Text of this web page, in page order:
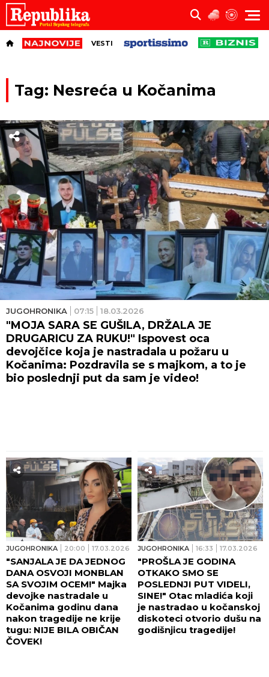
VESTI
Tag: Nesreća u Kočanima
JUGOHRONIKA 07:15 18.03.2026
"MOJA SARA SE GUŠILA, DRŽALA JE
DRUGARICU ZA RUKU!" Ispovest oca
devojčice koja je nastradala u požaru u
Kočanima: Pozdravila se s majkom, a to je
bio poslednji put da sam je video!
JUGOHRONIKA 20:00 17.03.2026
"SANJALA JE DA JEDNOG
DANA OSVOJI MONBLAN
SA SVOJIM OCEM!" Majka
devojke nastradale u
Kočanima godinu dana
nakon tragedije ne krije
tugu: NIJE BILA OBIČAN
ČOVEK!
JUGOHRONIKA 16:33 17.03.2026
"PROŠLA JE GODINA
OTKAKO SMO SE
POSLEDNJI PUT VIDELI,
SINE!" Otac mladića koji
je nastradao u kočanskoj
diskoteci otvorio dušu na
godišnjicu tragedije!